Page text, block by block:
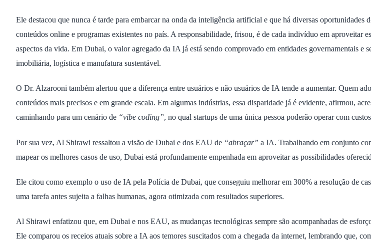
Ele destacou que nunca é tarde para embarcar na onda da inteligência artificial e que há diversas oportunidades
conteúdos online e programas existentes no país. A responsabilidade, frisou, é de cada indivíduo em aproveitar
aspectos da vida. Em Dubai, o valor agregado da IA já está sendo comprovado em entidades governamentais e
imobiliária, logística e manufatura sustentável.
O Dr. Alzarooni também alertou que a diferença entre usuários e não usuários de IA tende a aumentar. Quem
conteúdos mais precisos e em grande escala. Em algumas indústrias, essa disparidade já é evidente, afirmou,
caminhando para um cenário de “vibe coding”, no qual startups de uma única pessoa poderão operar com
Por sua vez, Al Shirawi ressaltou a visão de Dubai e dos EAU de “abraçar” a IA. Trabalhando em conjunto
mapear os melhores casos de uso, Dubai está profundamente empenhada em aproveitar as possibilidades
Ele citou como exemplo o uso de IA pela Polícia de Dubai, que conseguiu melhorar em 300% a resolução de
uma tarefa antes sujeita a falhas humanas, agora otimizada com resultados superiores.
Al Shirawi enfatizou que, em Dubai e nos EAU, as mudanças tecnológicas sempre são acompanhadas de
Ele comparou os receios atuais sobre a IA aos temores suscitados com a chegada da internet, lembrando que,